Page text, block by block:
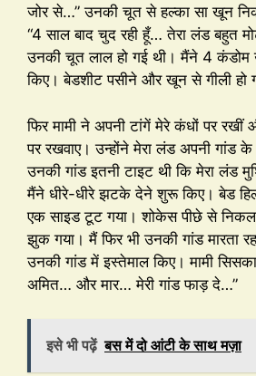
जोर से…” उनकी चूत से हल्का सा खून
“4 साल बाद चुद रही हूँ… तेरा लंड बहुत
उनकी चूत लाल हो गई थी। मैंने 4 कंडोम
किए। बेडशीट पसीने और खून से गीली हो
फिर मामी ने अपनी टांगें मेरे कंधों पर रखीं
पर रखवाए। उन्होंने मेरा लंड अपनी गांड
उनकी गांड इतनी टाइट थी कि मेरा लंड
मैंने धीरे-धीरे झटके देने शुरू किए। बेड
एक साइड टूट गया। शोकेस पीछे से
झुक गया। मैं फिर भी उनकी गांड मारता
उनकी गांड में इस्तेमाल किए। मामी
अमित… और मार… मेरी गांड फाड़ दे…”
इसे भी पढ़ें बस में दो आंटी के साथ मज़ा